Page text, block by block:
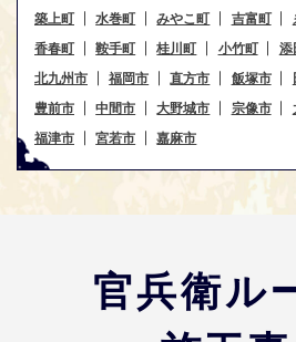
築上町
水巻町 みやこ町 吉富町
香春町
鞍手町 桂川町 小竹町 添
北九州市
福岡市 直方市 飯塚市
豊前市
中間市 大野城市 宗像市
福津市
宮若市 嘉麻市
官兵衛ル